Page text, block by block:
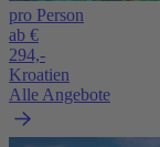
pro Person
ab €
294,-
Kroatien
Alle Angebote